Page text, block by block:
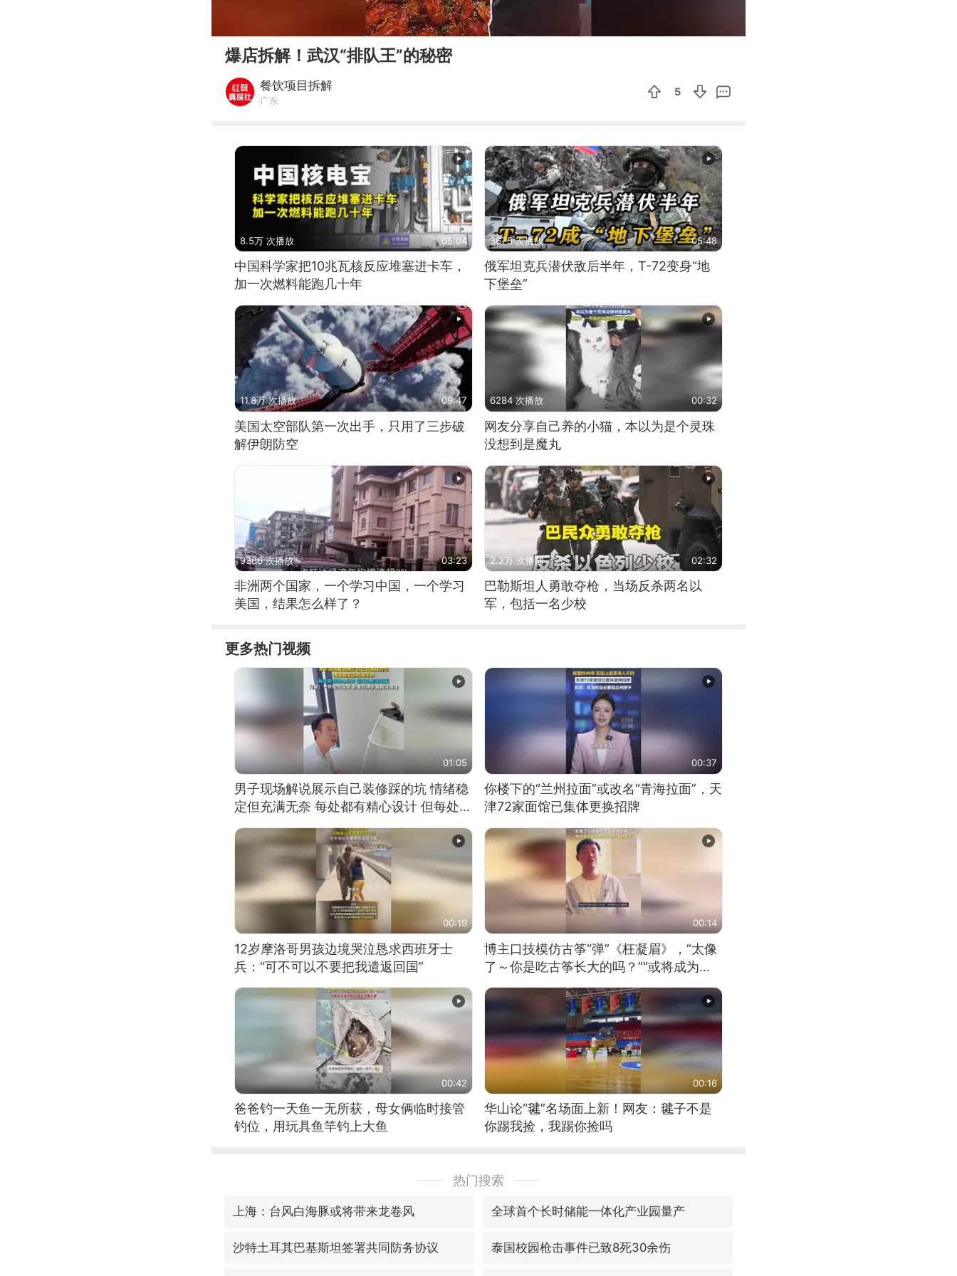
爆店拆解！武汉“排队王”的秘密
餐饮项目拆解
广东
5
8.5万 次播放 05:04
中国科学家把10兆瓦核反应堆塞进卡车，
加一次燃料能跑几十年
3675 次播放 05:48
俄军坦克兵潜伏敌后半年，T-72变身“地
下堡垒”
11.8万 次播放 09:47
美国太空部队第一次出手，只用了三步破
解伊朗防空
6284 次播放 00:32
网友分享自己养的小猫，本以为是个灵珠
没想到是魔丸
9386 次播放 03:23
非洲两个国家，一个学习中国，一个学习
美国，结果怎么样了？
2.2万 次播放 02:32
巴勒斯坦人勇敢夺枪，当场反杀两名以
军，包括一名少校
更多热门视频
01:05
男子现场解说展示自己装修踩的坑 情绪稳
定但充满无奈 每处都有精心设计 但每处都
我没绷住
00:37
你楼下的“兰州拉面”或改名“青海拉面”，天
津72家面馆已集体更换招牌
00:19
12岁摩洛哥男孩边境哭泣恳求西班牙士
兵：“可不可以不要把我遣返回国”
00:14
博主口技模仿古筝“弹”《枉凝眉》，“太像
了～你是吃古筝长大的吗？”“或将成为首
位考级不带古筝的选手。”（来源：新华每
日电讯）
00:42
爸爸钓一天鱼一无所获，母女俩临时接管
钓位，用玩具鱼竿钓上大鱼
00:16
华山论“毽”名场面上新！网友：毽子不是
你踢我捡，我踢你捡吗
热门搜索
上海：台风白海豚或将带来龙卷风 全球首个长时储能一体化产业园量产
沙特土耳其巴基斯坦签署共同防务协议 泰国校园枪击事件已致8死30余伤